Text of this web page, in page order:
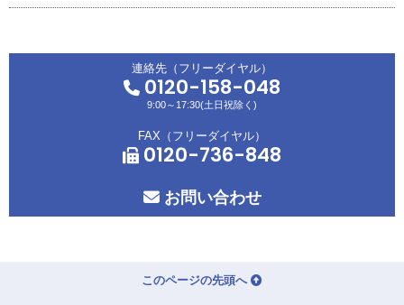
連絡先（フリーダイヤル）
0120-158-048
9:00～17:30(土日祝除く)
FAX（フリーダイヤル）
0120-736-848
お問い合わせ
このページの先頭へ